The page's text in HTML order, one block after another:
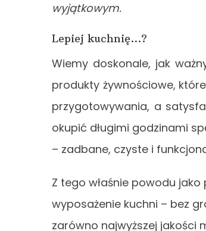
wyjątkowym.
Lepiej kuchnię…?
Wiemy doskonale, jak
produkty żywnościowe,
przygotowywania, a
okupić długimi godzinami
– zadbane, czyste i
Z tego właśnie powodu
wyposażenie kuchni – bez
zarówno najwyższej jakości